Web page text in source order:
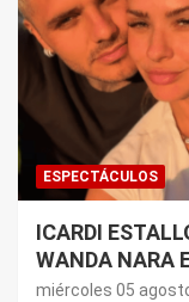
ESPECTÁCULOS
ICARDI
WANDA NARA
NORDELTA:
miércoles 05